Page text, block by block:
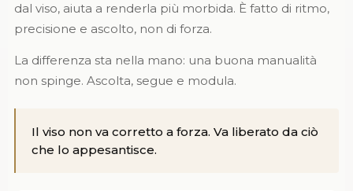
dal viso, aiuta a renderla più morbida. È fatto di ritmo,
precisione e ascolto, non di forza.
La differenza sta nella mano: una buona manualità
non spinge. Ascolta, segue e modula.
Il viso non va corretto a forza. Va liberato da ciò
che lo appesantisce.